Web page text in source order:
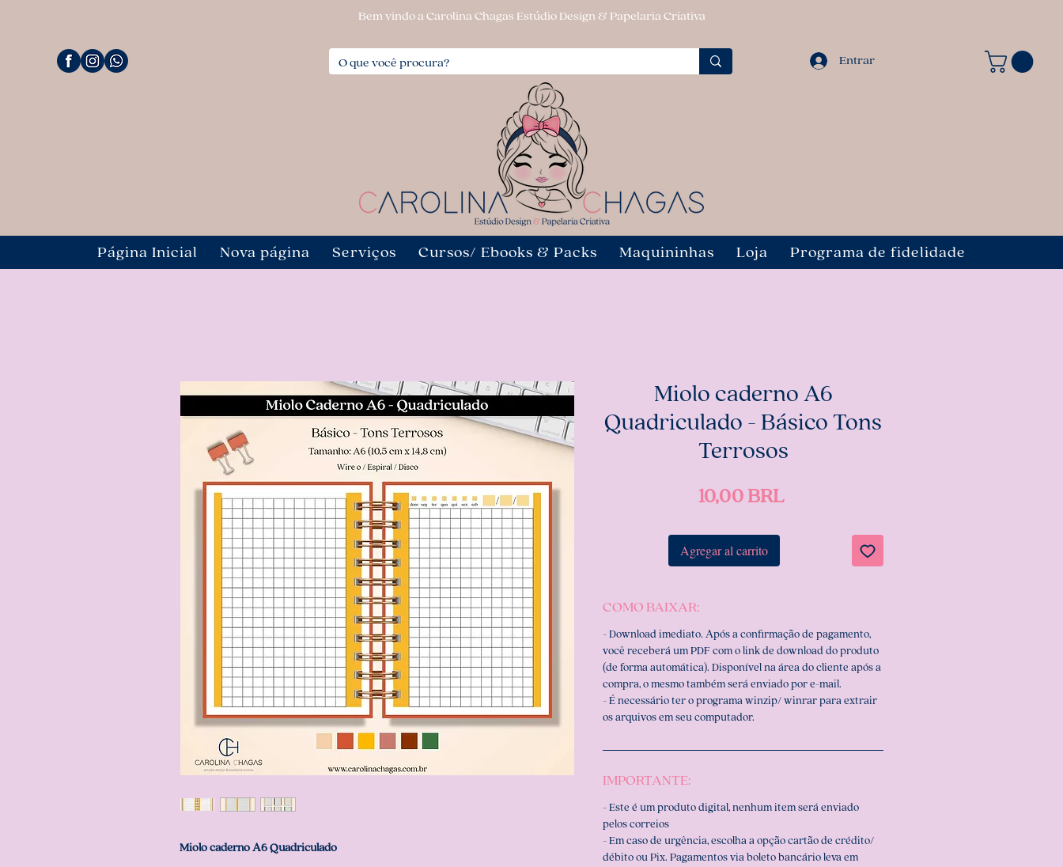
Bem vindo a Carolina Chagas Estúdio Design & Papelaria Criativa
Entrar
Página Inicial Nova página Serviços Cursos/ Ebooks & Packs Maquininhas Loja Programa de fidelidade
Miolo caderno A6 Quadriculado
Miolo caderno A6
Quadriculado - Básico Tons
Terrosos
10,00 BRLPrecio
Agregar al carrito
COMO BAIXAR:
- Download imediato. Após a confirmação de pagamento,
você receberá um PDF com o link de download do produto
(de forma automática). Disponível na área do cliente após a
compra, o mesmo também será enviado por e-mail.
- É necessário ter o programa winzip/ winrar para extrair
os arquivos em seu computador.
IMPORTANTE:
- Este é um produto digital, nenhum item será enviado
pelos correios
- Em caso de urgência, escolha a opção cartão de crédito/
débito ou Pix. Pagamentos via boleto bancário leva em